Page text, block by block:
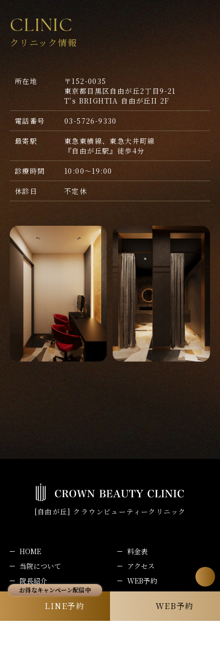
CLINIC
クリニック情報
所在地
〒152-0035
東京都目黒区自由が丘2丁目9-21
T’s BRIGHTIA 自由が丘II 2F
電話番号 03-5726-9330
最寄駅
東急東横線、東急大井町線
『自由が丘駅』徒歩4分
診療時間 10:00～19:00
休診日 不定休
LINE予約 WEB予約
[自由が丘] クラウンビューティークリニック
HOME
当院について
院長紹介
施術メニュー
料金表
アクセス
WEB予約
キャンペーン